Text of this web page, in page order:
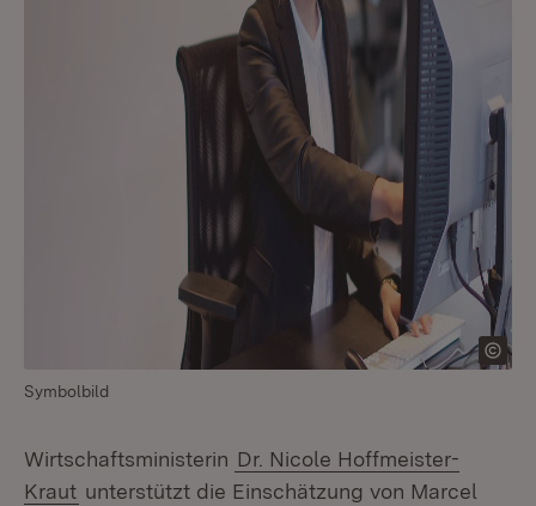
Symbolbild
Wirtschaftsministerin Dr. Nicole Hoffmeister-
Kraut unterstützt die Einschätzung von Marcel